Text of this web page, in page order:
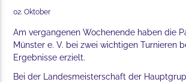
02. Oktober
Am vergangenen Wochenende haben die
Münster e. V. bei zwei wichtigen Turnieren
Ergebnisse erzielt.
Bei der Landesmeisterschaft der